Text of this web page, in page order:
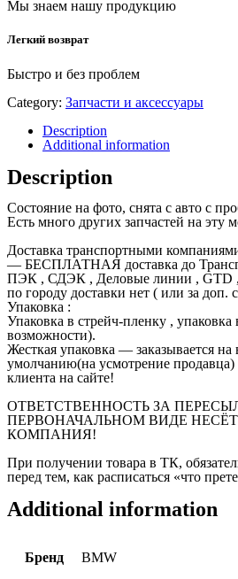
Мы знаем нашу продукцию
Легкий возврат
Быстро и без проблем
Category: Запчасти и аксессуары
Description
Additional information
Description
Состояние на фото, снята с авто с
Есть много других запчастей на эту
Доставка транспортными
— БЕСПЛАТНАЯ доставка до
ПЭК , СДЭК , Деловые линии , GTD ,
по городу доставки нет ( или за доп.
Упаковка :
Упаковка в стрейч-пленку ,
возможности).
Жесткая упаковка — заказывается на
умолчанию(на усмотрение продавца)
клиента на сайте!
ОТВЕТСТВЕННОСТЬ ЗА
ПЕРВОНАЧАЛЬНОМ ВИДЕ
КОМПАНИЯ!
При получении товара в ТК,
перед тем, как расписаться «что
Additional information
Бренд BMW